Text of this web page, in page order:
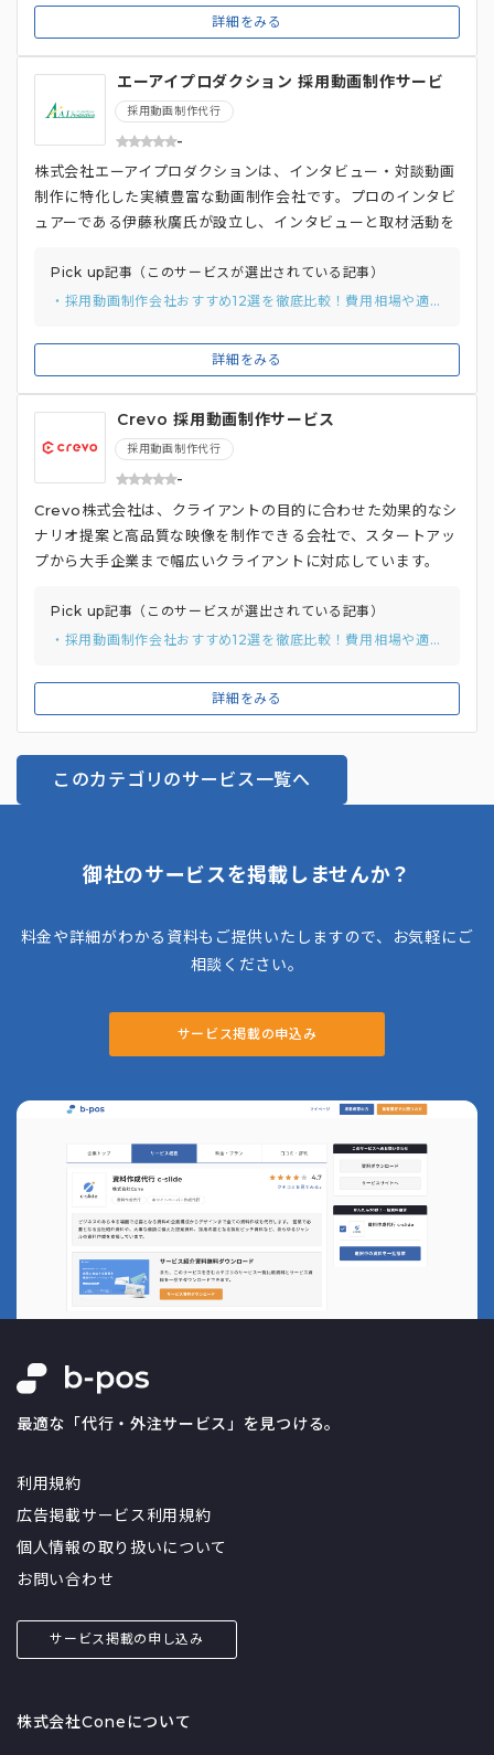
詳細をみる
手企業の制作実績があり、クライアントのニーズに合わせた高
品質な動画を提供しています。また、企画の段階から完成ま
で、ワンストップで対応できることも強みです。
エーアイプロダクション 採用動画制作サービ
ス
採用動画制作代行
-
詳細をみる
株式会社エーアイプロダクションは、インタビュー・対談動画
制作に特化した実績豊富な動画制作会社です。プロのインタビ
ュアーである伊藤秋廣氏が設立し、インタビューと取材活動を
集、取材、撮影、執筆など、幅広いサービスを提供していま
す。 特に、インタビュー動画制作において、取材施設の選定
います。年間500人以上のインタビューを手がけるプロフェッ
ショナル集団として、クライアントの価値発掘と言語化をサポ
ートしています。
Pick up記事（このサービスが選出されている記事）
・採用動画制作会社おすすめ12選を徹底比較！費用相場や適切な選び方まで解説
Crevo 採用動画制作サービス
採用動画制作代行
-
詳細をみる
Crevo株式会社は、クライアントの目的に合わせた効果的なシ
ナリオ提案と高品質な映像を制作できる会社で、スタートアッ
プから大手企業まで幅広いクライアントに対応しています。
を十分に理解した上で、最適なシナリオを提案するため、企業
の魅力や職場の特徴を効果的に伝える事ができ、優秀な人材の
語対応も可能で、ナレーションやテロップの翻訳サービスも提
供しているため、グローバル人材の採用を目指す企業や、多国
Pick up記事（このサービスが選出されている記事）
・採用動画制作会社おすすめ12選を徹底比較！費用相場や適切な選び方まで解説
このカテゴリのサービス一覧へ
御社のサービスを掲載しませんか？
料金や詳細がわかる資料もご提供いたしますので、お気軽にご
相談ください。
サービス掲載の申込み
最適な「代行・外注サービス」を見つける。
利用規約
広告掲載サービス利用規約
個人情報の取り扱いについて
お問い合わせ
サービス掲載の申し込み
株式会社Coneについて